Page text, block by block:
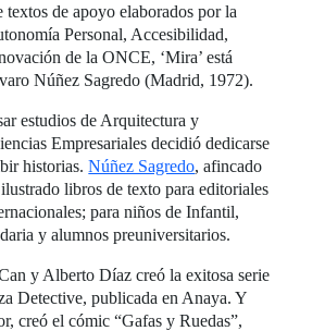
textos de apoyo elaborados por la
Personal, Accesibilidad,
de la ONCE, ‘Mira’ está
Núñez Sagredo (Madrid, 1972).
estudios de Arquitectura y
Empresariales decidió dedicarse
historias.Núñez Sagredo, afincado
libros de texto para editoriales
para niños de Infantil,
y alumnos preuniversitarios.
y Alberto Díaz creó la exitosa serie
Detective, publicada en Anaya. Y
creó el cómic “Gafas y Ruedas”,